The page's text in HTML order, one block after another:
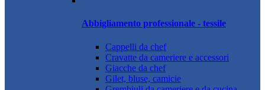
Abbigliamento professionale - tessile
Cappelli da chef
Cravatte da cameriere e accessori
Giacche da chef
Gilet, bluse, camicie